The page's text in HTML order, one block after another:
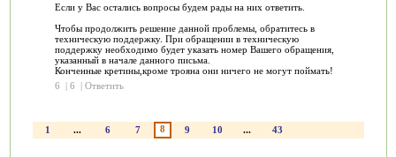
Если у Вас остались вопросы будем рады на них ответить.
Чтобы продолжить решение данной проблемы, обратитесь в
техническую поддержку. При обращении в техническую
поддержку необходимо будет указать номер Вашего обращения,
указанный в начале данного письма.
Конченные кретины,кроме трояна они ничего не могут поймать!
6
| 6 | Ответить
1 ... 6 7 8 9 10 ... 43